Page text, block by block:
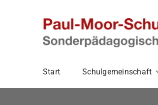
Start Schulgemeinschaft